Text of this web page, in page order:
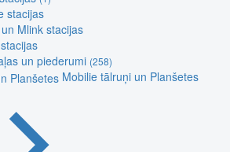
stacijas
Mlink stacijas
un piederumi (258)
Mobilie tālruņi un Planšetes